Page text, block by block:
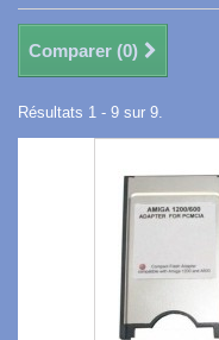
Comparer (0)
Résultats 1 - 9 sur 9.